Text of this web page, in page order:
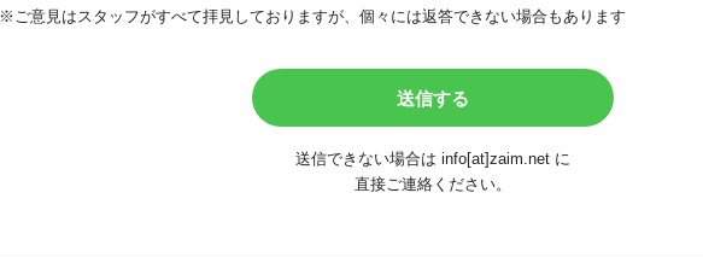
※ご意見はスタッフがすべて拝見しておりますが、個々には返答できない場合もあります
送信できない場合は info[at]zaim.net に
直接ご連絡ください。